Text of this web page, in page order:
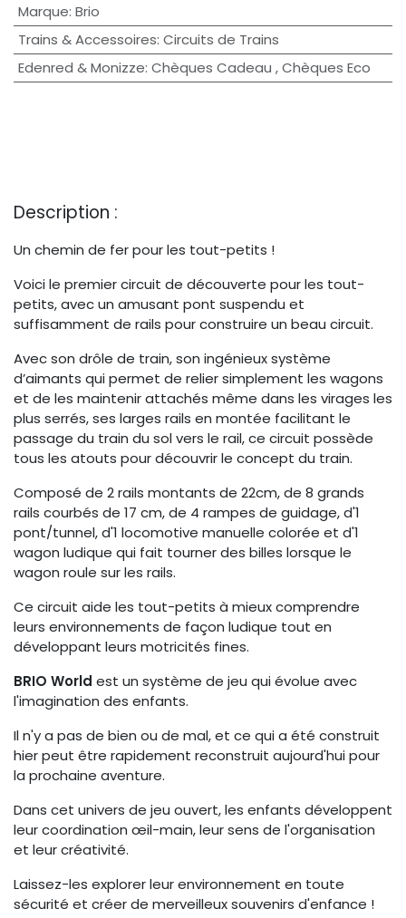
Marque: Brio
Trains & Accessoires: Circuits de Trains
Edenred & Monizze: Chèques Cadeau ,Chèques Eco
Description :
Un chemin de fer pour les tout-petits !
Voici le premier circuit de découverte pour les tout-
petits, avec un amusant pont suspendu et
suffisamment de rails pour construire un beau circuit.
Avec son drôle de train, son ingénieux système
d’aimants qui permet de relier simplement les wagons
et de les maintenir attachés même dans les virages les
plus serrés, ses larges rails en montée facilitant le
passage du train du sol vers le rail, ce circuit possède
tous les atouts pour découvrir le concept du train.
Composé de 2 rails montants de 22cm, de 8 grands
rails courbés de 17 cm, de 4 rampes de guidage, d'1
pont/tunnel, d'1 locomotive manuelle colorée et d'1
wagon ludique qui fait tourner des billes lorsque le
wagon roule sur les rails.
Ce circuit aide les tout-petits à mieux comprendre
leurs environnements de façon ludique tout en
développant leurs motricités fines.
BRIO World est un système de jeu qui évolue avec
l'imagination des enfants.
Il n'y a pas de bien ou de mal, et ce qui a été construit
hier peut être rapidement reconstruit aujourd'hui pour
la prochaine aventure.
Dans cet univers de jeu ouvert, les enfants développent
leur coordination œil-main, leur sens de l'organisation
et leur créativité.
Laissez-les explorer leur environnement en toute
sécurité et créer de merveilleux souvenirs d'enfance !